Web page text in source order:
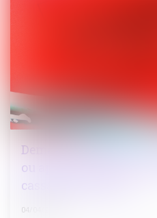
Demande d’aide
ou après le pourvoi ? la
cassation tranche !
04/04/2025